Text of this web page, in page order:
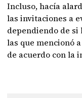
Incluso, hacía
las invitaciones a
dependiendo de si
las que mencionó
de acuerdo con la